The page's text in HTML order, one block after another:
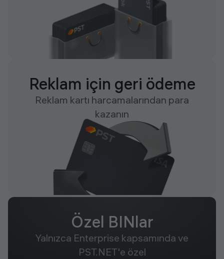
Reklam için geri ödeme
Reklam kartı harcamalarından para
kazanın
Özel BINlar
Yalnızca Enterprise kapsamında ve
PST.NET'e özel